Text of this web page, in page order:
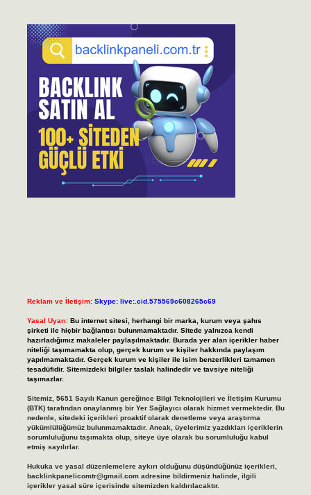
Reklam ve İletişim: Skype: live:.cid.575569c608265c69
Yasal Uyarı: Bu internet sitesi, herhangi bir marka, kurum veya şahıs
şirketi ile hiçbir bağlantısı bulunmamaktadır. Sitede yalnızca kendi
hazırladığımız makaleler paylaşılmaktadır. Burada yer alan içerikler haber
niteliği taşımamakta olup, gerçek kurum ve kişiler hakkında paylaşım
yapılmamaktadır. Gerçek kurum ve kişiler ile isim benzerlikleri tamamen
tesadüfidir. Sitemizdeki bilgiler taslak halindedir ve tavsiye niteliği
taşımazlar.
Sitemiz, 5651 Sayılı Kanun gereğince Bilgi Teknolojileri ve İletişim Kurumu
(BTK) tarafından onaylanmış bir Yer Sağlayıcı olarak hizmet vermektedir. Bu
nedenle, sitedeki içerikleri proaktif olarak denetleme veya araştırma
yükümlülüğümüz bulunmamaktadır. Ancak, üyelerimiz yazdıkları içeriklerin
sorumluluğunu taşımakta olup, siteye üye olarak bu sorumluluğu kabul
etmiş sayılırlar.
Hukuka ve yasal düzenlemelere aykırı olduğunu düşündüğünüz içerikleri,
backlinkpanelicomtr@gmail.comadresine bildirmeniz halinde, ilgili
içerikler yasal süre içerisinde sitemizden kaldırılacaktır.